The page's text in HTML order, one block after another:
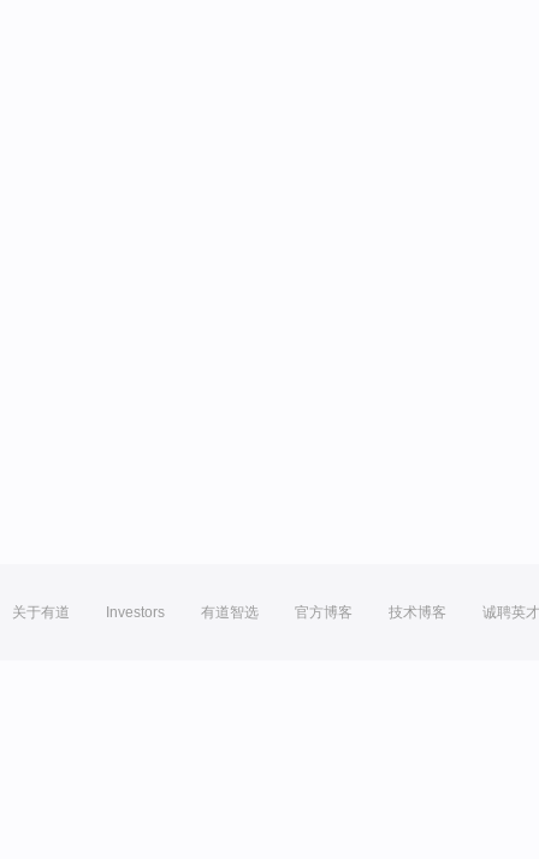
关于有道 Investors 有道智选 官方博客 技术博客 诚聘英才